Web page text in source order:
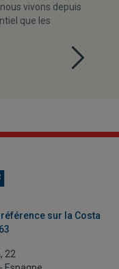
vivons depuis
que les
sur la Costa
22